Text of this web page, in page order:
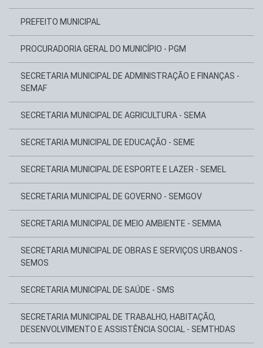
PREFEITO MUNICIPAL
PROCURADORIA GERAL DO MUNICÍPIO - PGM
SECRETARIA MUNICIPAL DE ADMINISTRAÇÃO E FINANÇAS -
SEMAF
SECRETARIA MUNICIPAL DE AGRICULTURA - SEMA
SECRETARIA MUNICIPAL DE EDUCAÇÃO - SEME
SECRETARIA MUNICIPAL DE ESPORTE E LAZER - SEMEL
SECRETARIA MUNICIPAL DE GOVERNO - SEMGOV
SECRETARIA MUNICIPAL DE MEIO AMBIENTE - SEMMA
SECRETARIA MUNICIPAL DE OBRAS E SERVIÇOS URBANOS -
SEMOS
SECRETARIA MUNICIPAL DE SAÚDE - SMS
SECRETARIA MUNICIPAL DE TRABALHO, HABITAÇÃO,
DESENVOLVIMENTO E ASSISTÊNCIA SOCIAL - SEMTHDAS